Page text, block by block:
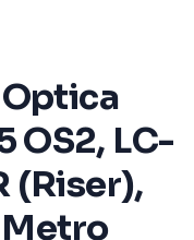
OS2, LC-
(Riser),